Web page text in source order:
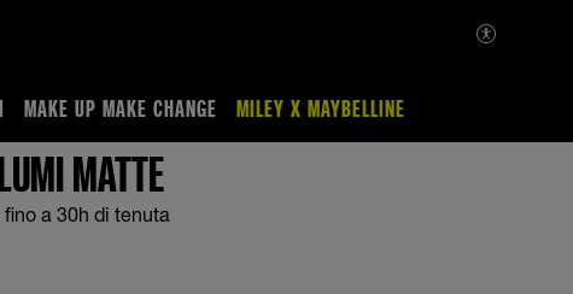
MAKE UP MAKE CHANGE MILEY X MAYBELLINE
MATTE
a 30h di tenuta